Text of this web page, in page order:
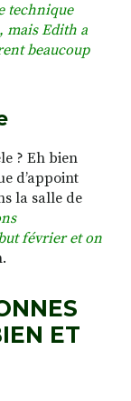
technique
mais Edith a
beaucoup
? Eh bien
d’appoint
la salle de
février et on
ET